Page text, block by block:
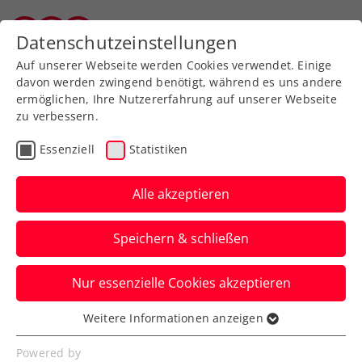
Zurück zur Newsübersicht
Turniere
Upper Austria Ladies
Linz: Potapova wandelt
mit Finalsieg auf den
Spuren von Idol
Sharapova
Die Russin gewinnt das Titelmatch beim
Datenschutzeinstellungen
Auf unserer Webseite werden Cookies verwendet. Einige
davon werden zwingend benötigt, während es uns andere
ermöglichen, Ihre Nutzererfahrung auf unserer Webseite
zu verbessern.
Essenziell Statistiken
Alle akzeptieren
Speichern & schließen
Nur essenzielle Cookies akzeptieren
Essenziell
Essenzielle Cookies werden für grundlegende
Weitere Informationen anzeigen
Powered by